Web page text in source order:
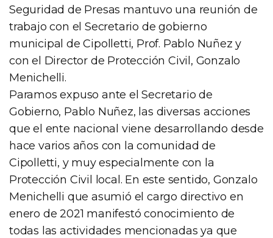
Seguridad de Presas mantuvo una reunión de
trabajo con el Secretario de gobierno
municipal de Cipolletti, Prof. Pablo Nuñez y
con el Director de Protección Civil, Gonzalo
Menichelli.
Paramos expuso ante el Secretario de
Gobierno, Pablo Nuñez, las diversas acciones
que el ente nacional viene desarrollando desde
hace varios años con la comunidad de
Cipolletti, y muy especialmente con la
Protección Civil local. En este sentido, Gonzalo
Menichelli que asumió el cargo directivo en
enero de 2021 manifestó conocimiento de
todas las actividades mencionadas ya que